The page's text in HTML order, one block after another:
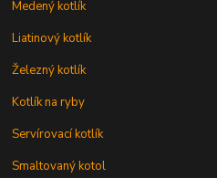
Medený kotlík
Liatinový kotlík
Železný kotlík
Kotlík na ryby
Servírovací kotlík
Smaltovaný kotol